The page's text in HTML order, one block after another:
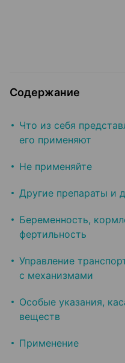
Содержание
Что из себя
его применяют
Не применяйте
Другие препараты и
Беременность,
фертильность
Управление
с механизмами
Особые указания,
веществ
Применение